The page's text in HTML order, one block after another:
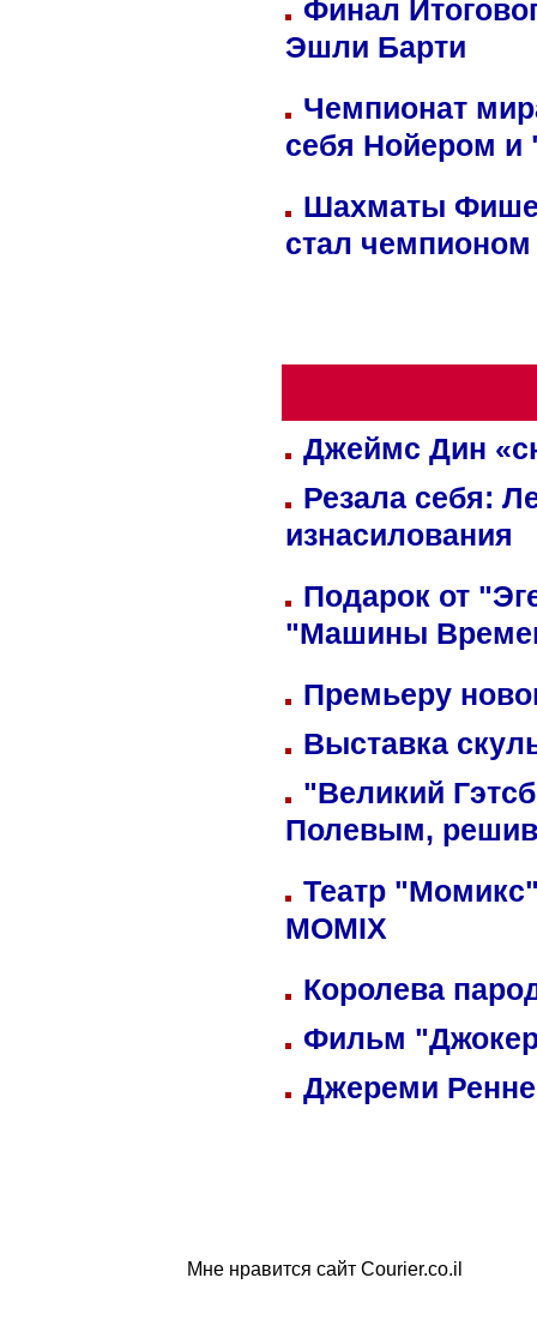
Финал
Эшли Барти
Чемпионат
себя Нойером и
Шахматы
стал
Джеймс Дин
Резала себя:
изнасилования
Подарок от
"Машины
Премьеру
Выставка
"Великий
Полевым,
Театр
MOMIX
Королева
Фильм
Джереми
Мне нравится сайт Courier.co.il